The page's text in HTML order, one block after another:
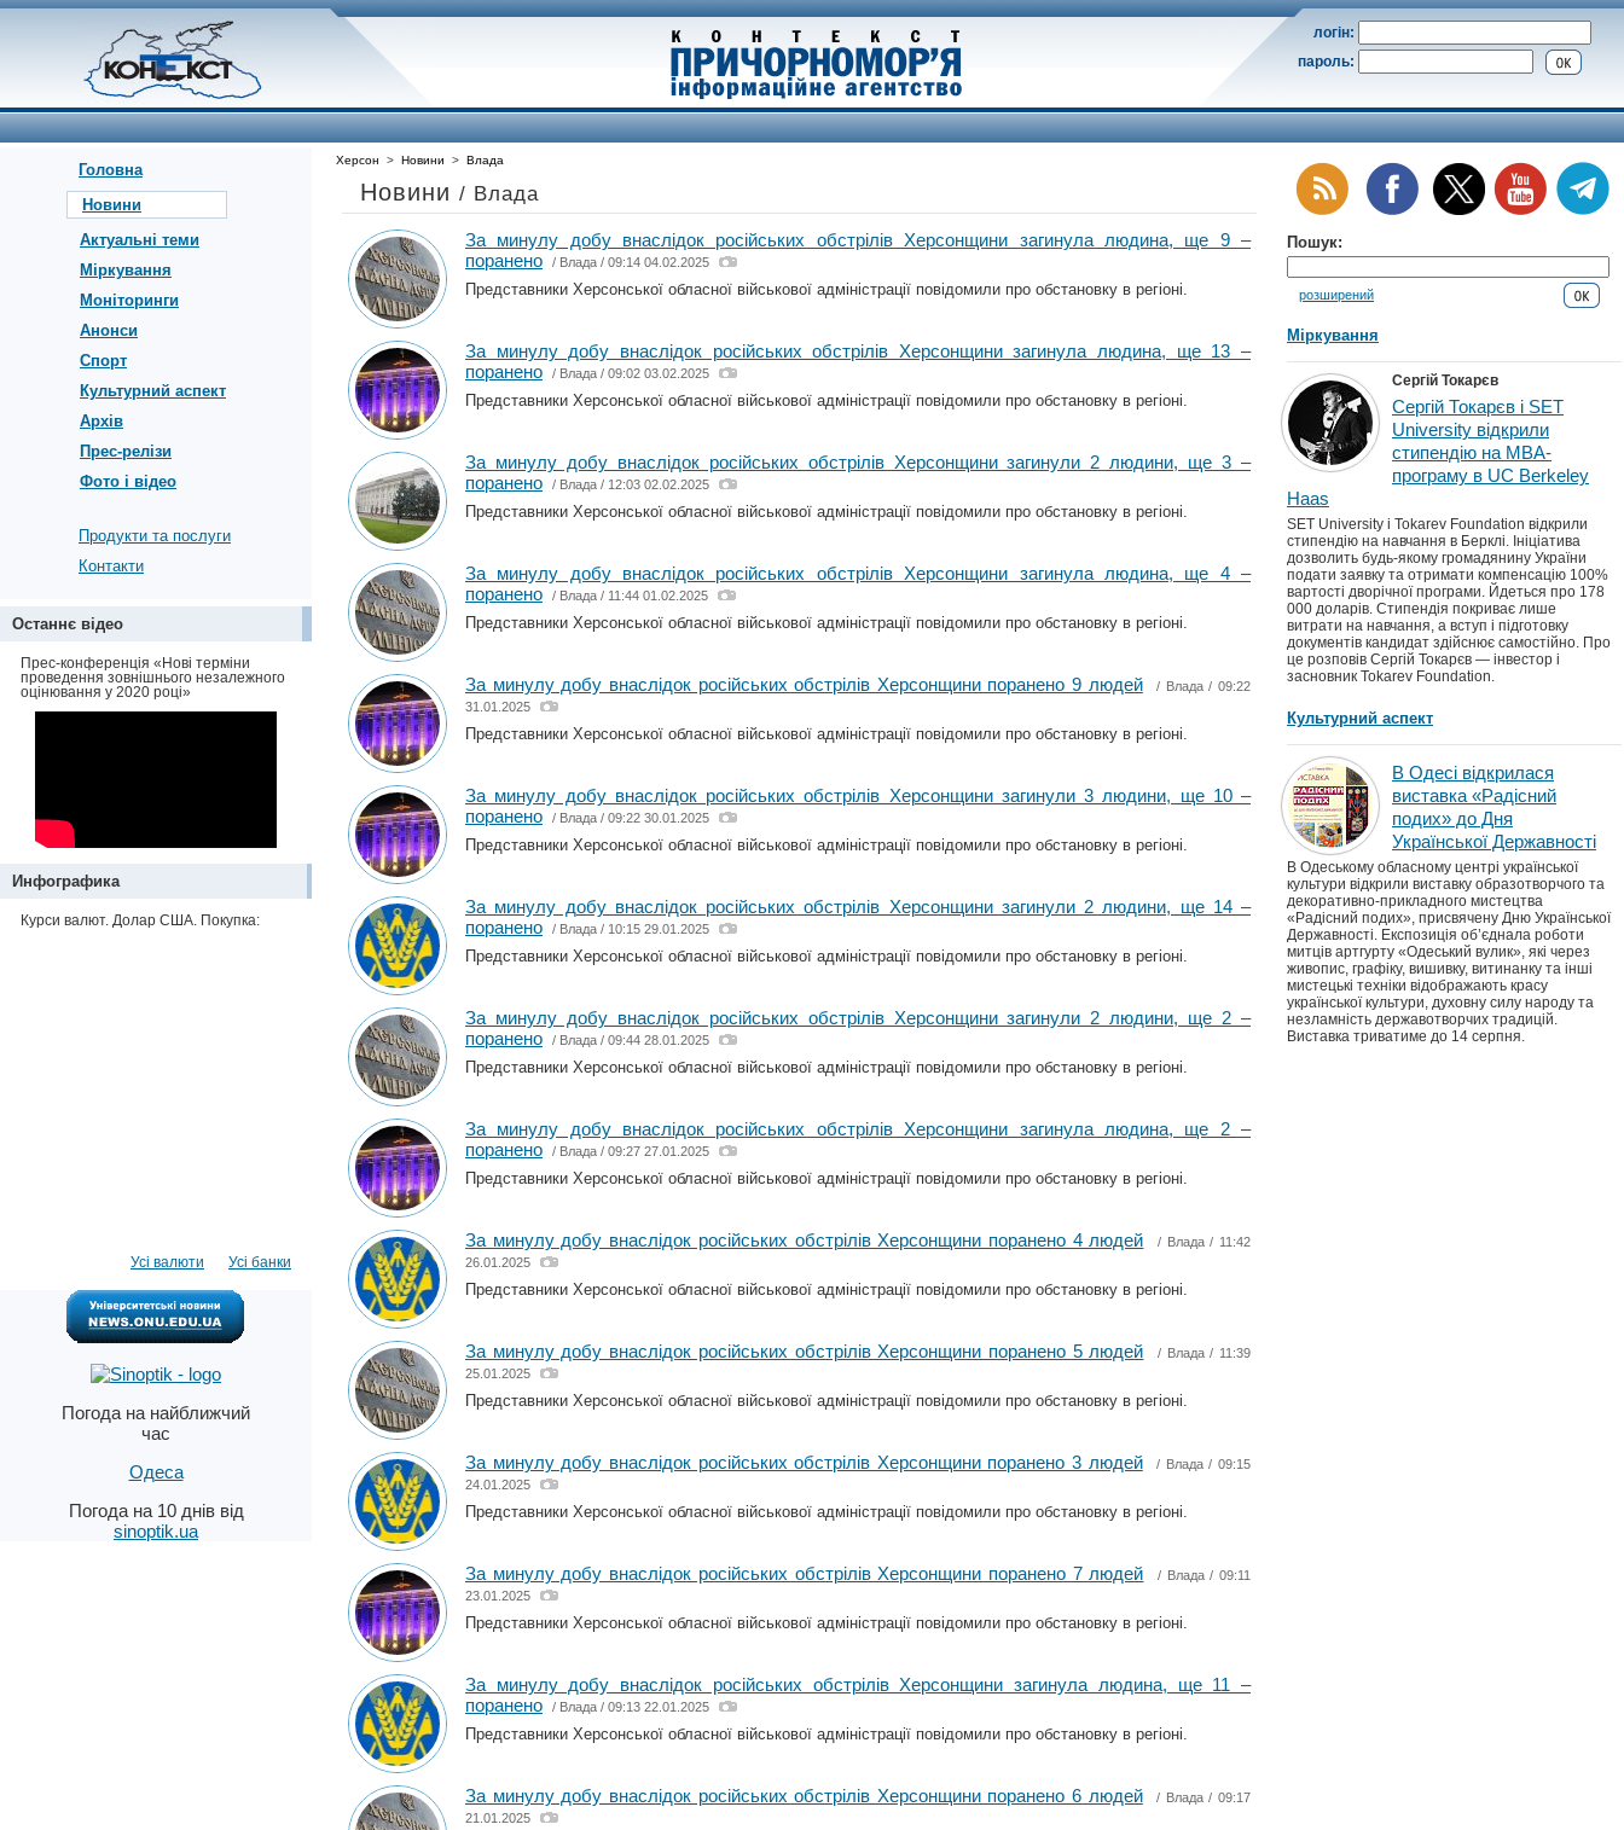
логін:
пароль:
Головна
Новини
Актуальні теми
Міркування
Моніторинги
Анонси
Спорт
Культурний аспект
Архів
Прес-релізи
Фото і відео
Продукти та послуги
Контакти
Останнє відео
Прес-конференція «Нові терміни
проведення зовнішнього незалежного
оцінювання у 2020 році»
Инфографика
Курси валют. Долар США. Покупка:
Усі банки
Усі валюти
Погода на найближчий
час
Одеса
Погода на 10 днів від
sinoptik.ua
Херсон > Новини > Влада
Новини / Влада
За минулу добу внаслідок російських обстрілів Херсонщини загинула людина, ще 9 –
поранено
/ Влада / 09:14 04.02.2025
Представники Херсонської обласної військової адміністрації повідомили про обстановку в регіоні.
За минулу добу внаслідок російських обстрілів Херсонщини загинула людина, ще 13 –
поранено
/ Влада / 09:02 03.02.2025
Представники Херсонської обласної військової адміністрації повідомили про обстановку в регіоні.
За минулу добу внаслідок російських обстрілів Херсонщини загинули 2 людини, ще 3 –
поранено
/ Влада / 12:03 02.02.2025
Представники Херсонської обласної військової адміністрації повідомили про обстановку в регіоні.
За минулу добу внаслідок російських обстрілів Херсонщини загинула людина, ще 4 –
поранено
/ Влада / 11:44 01.02.2025
Представники Херсонської обласної військової адміністрації повідомили про обстановку в регіоні.
За минулу добу внаслідок російських обстрілів Херсонщини поранено 9 людей / Влада/ 09:22
31.01.2025
Представники Херсонської обласної військової адміністрації повідомили про обстановку в регіоні.
За минулу добу внаслідок російських обстрілів Херсонщини загинули 3 людини, ще 10 –
поранено
/ Влада / 09:22 30.01.2025
Представники Херсонської обласної військової адміністрації повідомили про обстановку в регіоні.
За минулу добу внаслідок російських обстрілів Херсонщини загинули 2 людини, ще 14 –
поранено
/ Влада / 10:15 29.01.2025
Представники Херсонської обласної військової адміністрації повідомили про обстановку в регіоні.
За минулу добу внаслідок російських обстрілів Херсонщини загинули 2 людини, ще 2 –
поранено
/ Влада / 09:44 28.01.2025
Представники Херсонської обласної військової адміністрації повідомили про обстановку в регіоні.
За минулу добу внаслідок російських обстрілів Херсонщини загинула людина, ще 2 –
поранено
/ Влада / 09:27 27.01.2025
Представники Херсонської обласної військової адміністрації повідомили про обстановку в регіоні.
За минулу добу внаслідок російських обстрілів Херсонщини поранено 4 людей / Влада/ 11:42
26.01.2025
Представники Херсонської обласної військової адміністрації повідомили про обстановку в регіоні.
За минулу добу внаслідок російських обстрілів Херсонщини поранено 5 людей / Влада/ 11:39
25.01.2025
Представники Херсонської обласної військової адміністрації повідомили про обстановку в регіоні.
За минулу добу внаслідок російських обстрілів Херсонщини поранено 3 людей / Влада/ 09:15
24.01.2025
Представники Херсонської обласної військової адміністрації повідомили про обстановку в регіоні.
За минулу добу внаслідок російських обстрілів Херсонщини поранено 7 людей / Влада/ 09:11
23.01.2025
Представники Херсонської обласної військової адміністрації повідомили про обстановку в регіоні.
За минулу добу внаслідок російських обстрілів Херсонщини загинула людина, ще 11 –
поранено
/ Влада / 09:13 22.01.2025
Представники Херсонської обласної військової адміністрації повідомили про обстановку в регіоні.
За минулу добу внаслідок російських обстрілів Херсонщини поранено 6 людей / Влада/ 09:17
21.01.2025
Пошук:
розширений
Міркування
Сергій Токарєв
Сергій Токарєв і SET
University відкрили
стипендію на MBA-
програму в UC Berkeley
Haas
SET University і Tokarev Foundation відкрили
стипендію на навчання в Берклі. Ініціатива
дозволить будь-якому громадянину України
подати заявку та отримати компенсацію 100%
вартості дворічної програми. Йдеться про 178
000 доларів. Стипендія покриває лише
витрати на навчання, а вступ і підготовку
документів кандидат здійснює самостійно. Про
це розповів Сергій Токарєв — інвестор і
засновник Tokarev Foundation.
Культурний аспект
В Одесі відкрилася
виставка «Радісний
подих» до Дня
Української Державності
В Одеському обласному центрі української
культури відкрили виставку образотворчого та
декоративно-прикладного мистецтва
«Радісний подих», присвячену Дню Української
Державності. Експозиція об’єднала роботи
митців артгурту «Одеський вулик», які через
живопис, графіку, вишивку, витинанку та інші
мистецькі техніки відображають красу
української культури, духовну силу народу та
незламність державотворчих традицій.
Виставка триватиме до 14 серпня.